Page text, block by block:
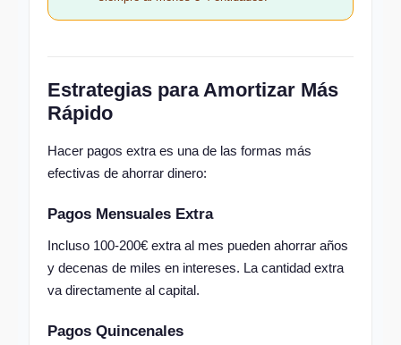
Estrategias para Amortizar Más
Rápido
Hacer pagos extra es una de las formas más
efectivas de ahorrar dinero:
Pagos Mensuales Extra
Incluso 100-200€ extra al mes pueden ahorrar años
y decenas de miles en intereses. La cantidad extra
va directamente al capital.
Pagos Quincenales